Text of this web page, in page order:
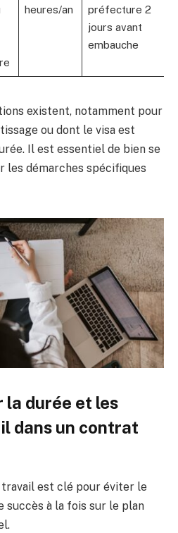
heures/an
préfecture 2
jours avant
embauche
existent, notamment pour
ou dont le visa est
Il est essentiel de bien se
les démarches spécifiques
la durée et les
dans un contrat
travail est clé pour éviter le
succès à la fois sur le plan